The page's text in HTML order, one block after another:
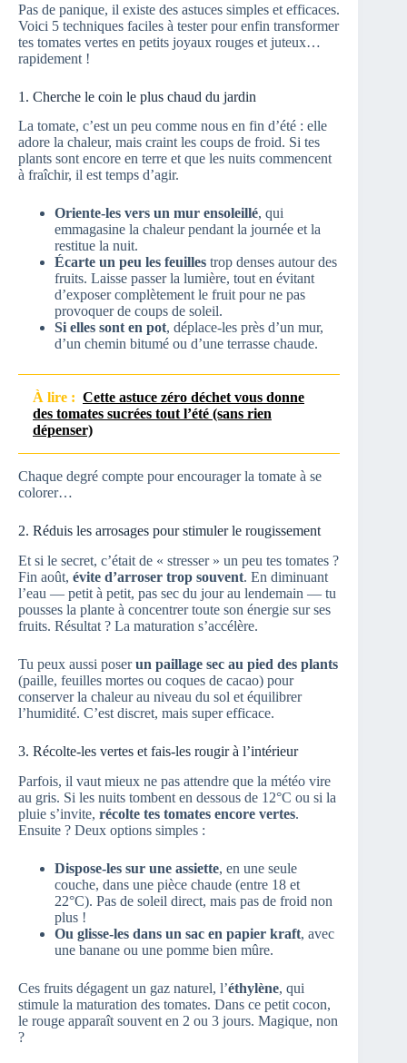
Pas de panique, il existe des astuces simples et efficaces.
Voici 5 techniques faciles à tester pour enfin transformer
tes tomates vertes en petits joyaux rouges et juteux…
rapidement !
1. Cherche le coin le plus chaud du jardin
La tomate, c’est un peu comme nous en fin d’été : elle
adore la chaleur, mais craint les coups de froid. Si tes
plants sont encore en terre et que les nuits commencent
à fraîchir, il est temps d’agir.
Oriente-les vers un mur ensoleillé, qui
emmagasine la chaleur pendant la journée et la
restitue la nuit.
Écarte un peu les feuilles trop denses autour des
fruits. Laisse passer la lumière, tout en évitant
d’exposer complètement le fruit pour ne pas
provoquer de coups de soleil.
Si elles sont en pot, déplace-les près d’un mur,
d’un chemin bitumé ou d’une terrasse chaude.
À lire : Cette astuce zéro déchet vous donne
des tomates sucrées tout l’été (sans rien
dépenser)
Chaque degré compte pour encourager la tomate à se
colorer…
2. Réduis les arrosages pour stimuler le rougissement
Et si le secret, c’était de « stresser » un peu tes tomates ?
Fin août, évite d’arroser trop souvent. En diminuant
l’eau — petit à petit, pas sec du jour au lendemain — tu
pousses la plante à concentrer toute son énergie sur ses
fruits. Résultat ? La maturation s’accélère.
Tu peux aussi poserun paillage sec au pied des plants
(paille, feuilles mortes ou coques de cacao) pour
conserver la chaleur au niveau du sol et équilibrer
l’humidité. C’est discret, mais super efficace.
3. Récolte-les vertes et fais-les rougir à l’intérieur
Parfois, il vaut mieux ne pas attendre que la météo vire
au gris. Si les nuits tombent en dessous de 12°C ou si la
pluie s’invite, récolte tes tomates encore vertes.
Ensuite ? Deux options simples :
Dispose-les sur une assiette, en une seule
couche, dans une pièce chaude (entre 18 et
22°C). Pas de soleil direct, mais pas de froid non
plus !
Ou glisse-les dans un sac en papier kraft, avec
une banane ou une pomme bien mûre.
Ces fruits dégagent un gaz naturel, l’éthylène, qui
stimule la maturation des tomates. Dans ce petit cocon,
le rouge apparaît souvent en 2 ou 3 jours. Magique, non
?